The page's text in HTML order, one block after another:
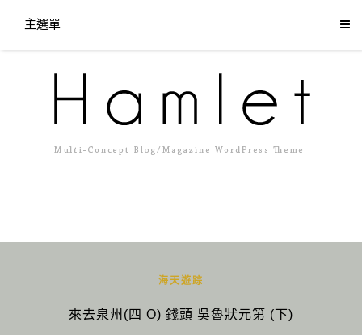
主選單
海天遊踪
來去泉州(四 O) 錢頭 吳魯狀元第 (下)